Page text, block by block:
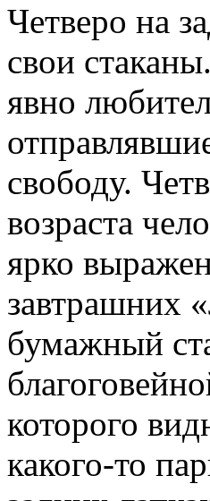
Четверо на
свои
явно
свободу.
возраста
ярко
завтрашних
бумажный
которого
какого-то